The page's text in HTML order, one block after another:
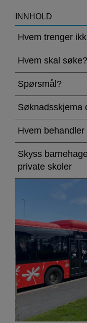
INNHOLD
Hvem trenger
Hvem skal søke?
Spørsmål?
Søknadsskjema
Hvem
Skyss
private skoler